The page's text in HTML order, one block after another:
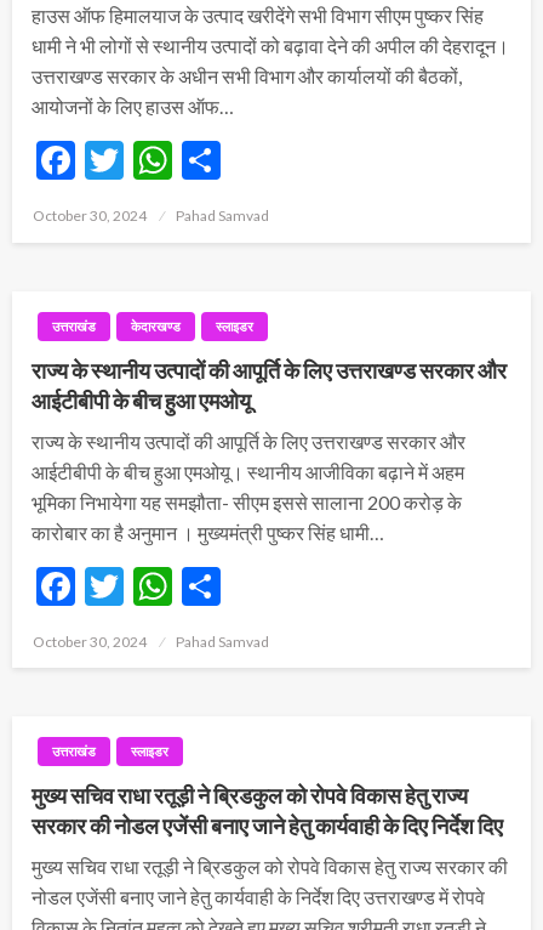
हाउस ऑफ हिमालयाज के उत्पाद खरीदेंगे सभी विभाग सीएम पुष्कर सिंह
धामी ने भी लोगों से स्थानीय उत्पादों को बढ़ावा देने की अपील की देहरादून।
उत्तराखण्ड सरकार के अधीन सभी विभाग और कार्यालयों की बैठकों,
आयोजनों के लिए हाउस ऑफ…
Facebook
TwitterWhatsApp
Posted
October 30, 2024 Pahad Samvad
उत्तराखंड केदारखण्ड स्लाइडर
राज्य के स्थानीय उत्पादों की आपूर्ति के लिए उत्तराखण्ड सरकार और
आईटीबीपी के बीच हुआ एमओयू
राज्य के स्थानीय उत्पादों की आपूर्ति के लिए उत्तराखण्ड सरकार और
आईटीबीपी के बीच हुआ एमओयू। स्थानीय आजीविका बढ़ाने में अहम
भूमिका निभायेगा यह समझौता- सीएम इससे सालाना 200 करोड़ के
कारोबार का है अनुमान । मुख्यमंत्री पुष्कर सिंह धामी…
Facebook
TwitterWhatsApp
Posted
October 30, 2024 Pahad Samvad
उत्तराखंड स्लाइडर
मुख्य सचिव राधा रतूड़ी ने ब्रिडकुल को रोपवे विकास हेतु राज्य
सरकार की नोडल एजेंसी बनाए जाने हेतु कार्यवाही के दिए निर्देश दिए
मुख्य सचिव राधा रतूड़ी ने ब्रिडकुल को रोपवे विकास हेतु राज्य सरकार की
नोडल एजेंसी बनाए जाने हेतु कार्यवाही के निर्देश दिए उत्तराखण्ड में रोपवे